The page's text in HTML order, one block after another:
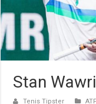
Stan
Tenis Tipster